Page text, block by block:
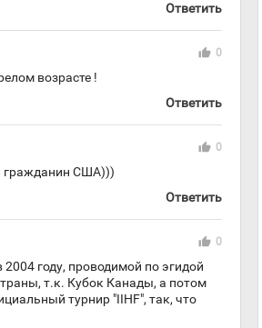
Ответить
thumb_up 0
возрасте !
Ответить
thumb_up 0
гражданин США)))
Ответить
thumb_up 0
году, проводимой по эгидой
т.к. Кубок Канады, а потом
турнир "IIHF", так, что